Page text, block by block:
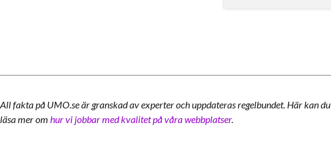
All fakta på UMO.se är granskad av experter och uppdateras regelbundet. Här kan du
läsa mer om hur vi jobbar med kvalitet på våra webbplatser.